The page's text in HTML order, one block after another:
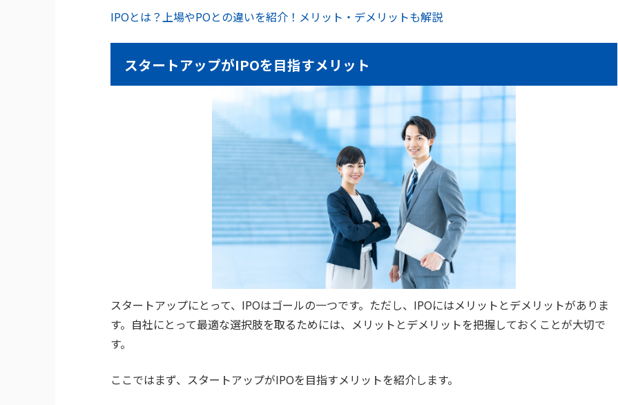
IPOとは？上場やPOとの違いを紹介！メリット・デメリットも解説
スタートアップがIPOを目指すメリット
スタートアップにとって、IPOはゴールの一つです。ただし、IPOにはメリットとデメリットがありま
す。自社にとって最適な選択肢を取るためには、メリットとデメリットを把握しておくことが大切で
す。
ここではまず、スタートアップがIPOを目指すメリットを紹介します。